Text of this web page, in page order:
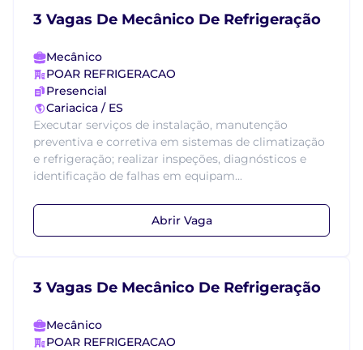
3 Vagas De Mecânico De Refrigeração
Mecânico
POAR REFRIGERACAO
Presencial
Cariacica / ES
Executar serviços de instalação, manutenção
preventiva e corretiva em sistemas de climatização
e refrigeração; realizar inspeções, diagnósticos e
identificação de falhas em equipam...
Abrir Vaga
3 Vagas De Mecânico De Refrigeração
Mecânico
POAR REFRIGERACAO